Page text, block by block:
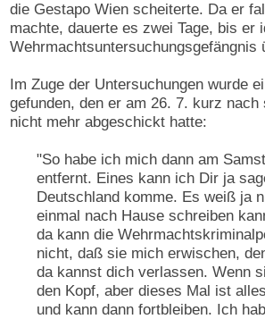
die Gestapo Wien scheiterte. Da er
machte, dauerte es zwei Tage, bis er
Wehrmachtsuntersuchungsgefängnis
Im Zuge der Untersuchungen wurde
gefunden, den er am 26. 7. kurz
nicht mehr abgeschickt hatte:
"So habe ich mich dann am
entfernt. Eines kann ich Dir ja
Deutschland komme. Es weiß ja
einmal nach Hause schreiben
da kann die
nicht, daß sie mich erwischen,
da kannst dich verlassen. Wenn
den Kopf, aber dieses Mal ist
und kann dann fortbleiben. Ich